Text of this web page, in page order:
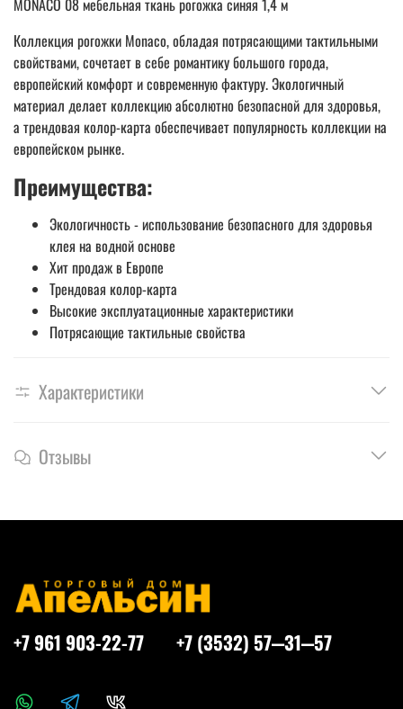
MONACO 08 мебельная ткань рогожка синяя 1,4 м
Коллекция рогожки Monaco, обладая потрясающими тактильными
свойствами, сочетает в себе романтику большого города,
европейский комфорт и современную фактуру. Экологичный
материал делает коллекцию абсолютно безопасной для здоровья,
а трендовая колор-карта обеспечивает популярность коллекции на
европейском рынке.
Преимущества:
Экологичность - использование безопасного для здоровья
клея на водной основе
Хит продаж в Европе
Трендовая колор-карта
Высокие эксплуатационные характеристики
Потрясающие тактильные свойства
Характеристики
Отзывы
+7 961 903-22-77 +7 (3532) 57‒31‒57